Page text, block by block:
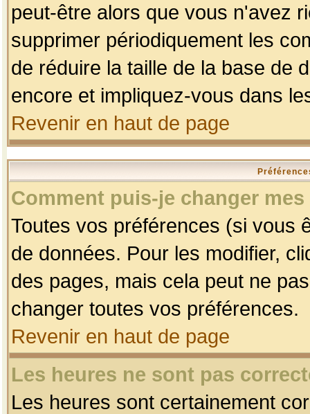
peut-être alors que vous n'avez
supprimer périodiquement les
de réduire la taille de la base de
encore et impliquez-vous dans
Revenir en haut de page
Comment puis-je changer
Toutes vos préférences (si vous
de données. Pour les modifier,
des pages, mais cela peut ne
changer toutes vos préférences.
Revenir en haut de page
Les heures ne sont pas
Les heures sont certainement